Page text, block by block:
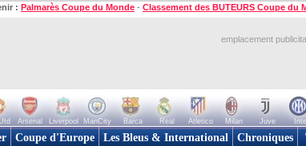
: Palmarès Coupe du Monde - Classement des BUTEURS Coupe du
emplacement
Arsenal Liverpool ManCity Barca Real Atletico Milan Juve
Coupe d'Europe Les Bleus & International Chroniques